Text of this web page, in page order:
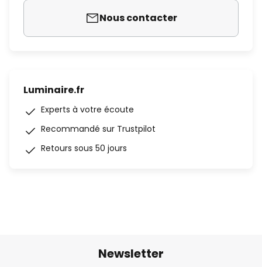
Nous contacter
Luminaire.fr
Experts à votre écoute
Recommandé sur Trustpilot
Retours sous 50 jours
Newsletter